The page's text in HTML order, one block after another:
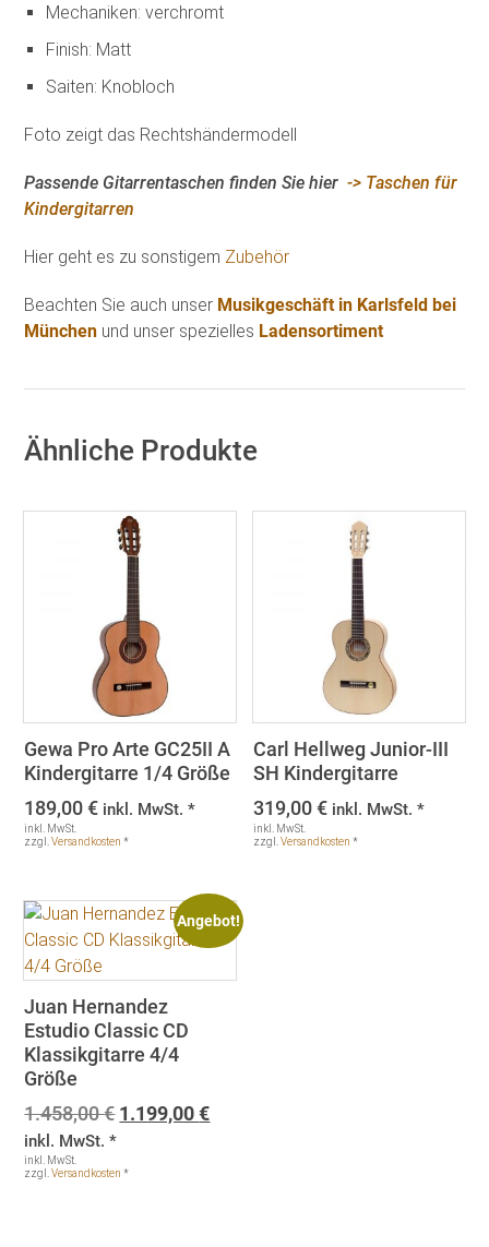
Mechaniken: verchromt
Finish: Matt
Saiten: Knobloch
Foto zeigt das Rechtshändermodell
Passende Gitarrentaschen finden Sie hier-> Taschen für
Kindergitarren
Hier geht es zu sonstigem Zubehör
Beachten Sie auch unser Musikgeschäft in Karlsfeld bei
München und unser spezielles Ladensortiment
Ähnliche Produkte
Gewa Pro Arte GC25II A
Kindergitarre 1/4 Größe
189,00€ inkl. MwSt. *
inkl. MwSt.
zzgl.Versandkosten *
Carl Hellweg Junior-III
SH Kindergitarre
319,00€ inkl. MwSt. *
inkl. MwSt.
zzgl.Versandkosten *
Angebot!
Juan Hernandez
Estudio Classic CD
Klassikgitarre 4/4
Größe
1.458,00€ Ursprünglicher
war:
1.199,00€Aktueller
inkl. MwSt. *
inkl. MwSt.
zzgl.Versandkosten *